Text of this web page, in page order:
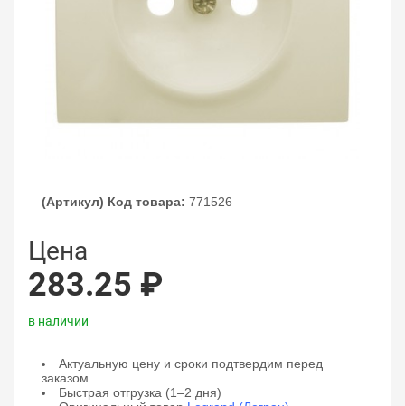
(Артикул) Код товара: 771526
Цена
283.25 ₽
в наличии
Актуальную цену и сроки подтвердим перед
заказом
Быстрая отгрузка (1–2 дня)